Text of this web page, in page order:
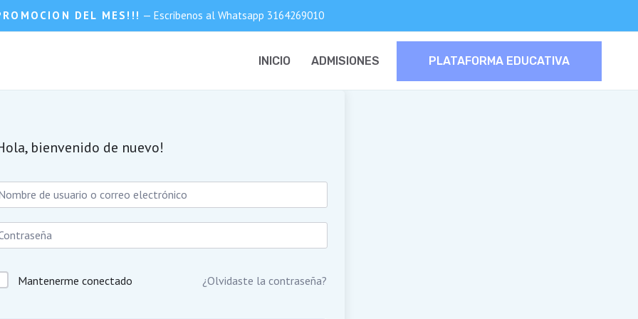
DEL MES!!! — Escribenos al Whatsapp 3164269010
INICIO ADMISIONES PLATAFORMA EDUCATIVA
bienvenido de nuevo!
Mantenerme conectado ¿Olvidaste la contraseña?